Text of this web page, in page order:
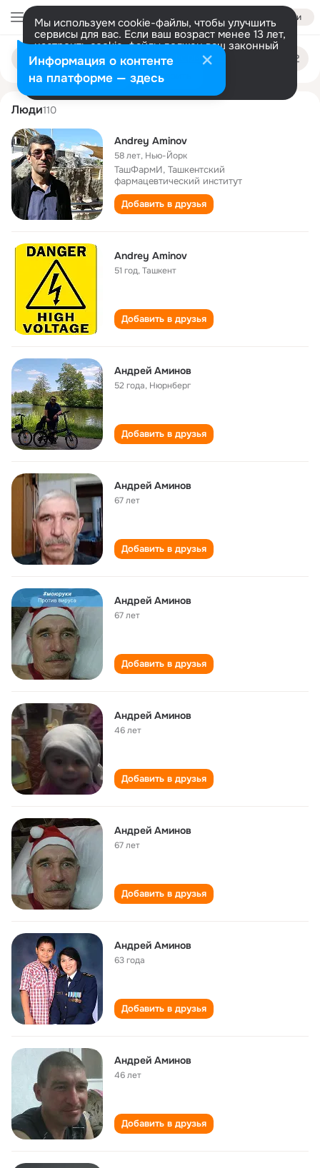
Войти
Мы используем cookie-файлы, чтобы улучшить
сервисы для вас. Если ваш возраст менее 13 лет,
настроить cookie-файлы должен ваш законный
представитель. Больше информации
Разрешить все Настроить
Поиск
людям
andrey aminov
Люди110
Andrey Aminov
58 лет, Нью-Йорк
ТашФармИ, Ташкентский
фармацевтический институт
Добавить в друзья
Andrey Aminov
51 год,Ташкент
Добавить в друзья
Андрей Аминов
52 года, Нюрнберг
Добавить в друзья
Андрей Аминов
67 лет
Добавить в друзья
Андрей Аминов
67 лет
Добавить в друзья
Андрей Аминов
46 лет
Добавить в друзья
Андрей Аминов
67 лет
Добавить в друзья
Андрей Аминов
63 года
Добавить в друзья
Андрей Аминов
46 лет
Добавить в друзья
Информация о контенте
на платформе — здесь